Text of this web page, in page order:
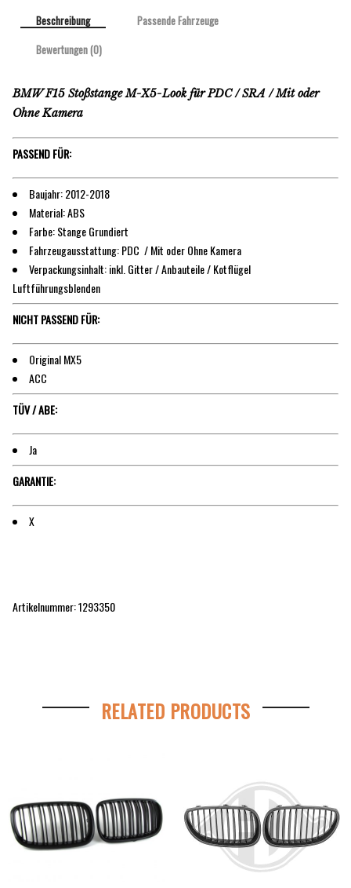
Beschreibung
Passende Fahrzeuge
Bewertungen (0)
BMW F15 Stoßstange M-X5-Look für PDC / SRA / Mit oder
Ohne Kamera
PASSEND FÜR:
Baujahr: 2012-2018
Material: ABS
Farbe: Stange Grundiert
Fahrzeugausstattung: PDC / Mit oder Ohne Kamera
Verpackungsinhalt: inkl. Gitter / Anbauteile / Kotflügel
Luftführungsblenden
NICHT PASSEND FÜR:
Original MX5
ACC
TÜV / ABE:
Ja
GARANTIE:
X
Artikelnummer: 1293350
RELATED PRODUCTS